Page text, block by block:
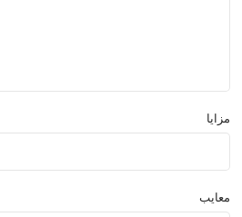
مزایا
معایب